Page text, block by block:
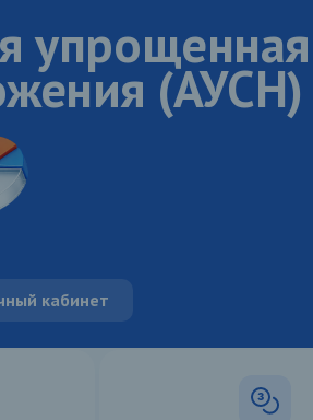
упрощенная
(АУСН)
кабинет